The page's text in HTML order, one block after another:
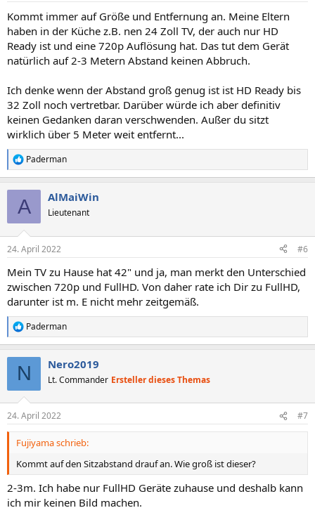
Kommt immer auf Größe und Entfernung an. Meine Eltern
haben in der Küche z.B. nen 24 Zoll TV, der auch nur HD
Ready ist und eine 720p Auflösung hat. Das tut dem Gerät
natürlich auf 2-3 Metern Abstand keinen Abbruch.
Ich denke wenn der Abstand groß genug ist ist HD Ready bis
32 Zoll noch vertretbar. Darüber würde ich aber definitiv
keinen Gedanken daran verschwenden. Außer du sitzt
wirklich über 5 Meter weit entfernt...
R
e
e
:
Paderman
A AlMaiWin
Lieutenant
24. April 2022 #6
Mein TV zu Hause hat 42" und ja, man merkt den Unterschied
zwischen 720p und FullHD. Von daher rate ich Dir zu FullHD,
darunter ist m. E nicht mehr zeitgemäß.
R
e
e
n
Paderman
N Nero2019
Lt. Commander Ersteller dieses Themas
24. April 2022 #7
Fujiyama schrieb:
Kommt auf den Sitzabstand drauf an. Wie groß ist dieser?
2-3m. Ich habe nur FullHD Geräte zuhause und deshalb kann
ich mir keinen Bild machen.